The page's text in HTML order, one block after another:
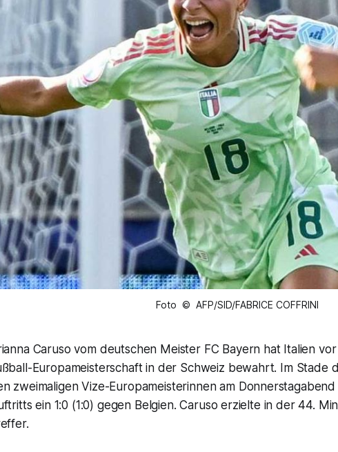
Foto © AFP/SID/FABRICE COFFRINI
Caruso vom deutschen Meister FC Bayern hat Italien
Europameisterschaft in der Schweiz bewahrt. Im Stade
zweimaligen Vize-Europameisterinnen am
ein 1:0 (1:0) gegen Belgien. Caruso erzielte in der 44.